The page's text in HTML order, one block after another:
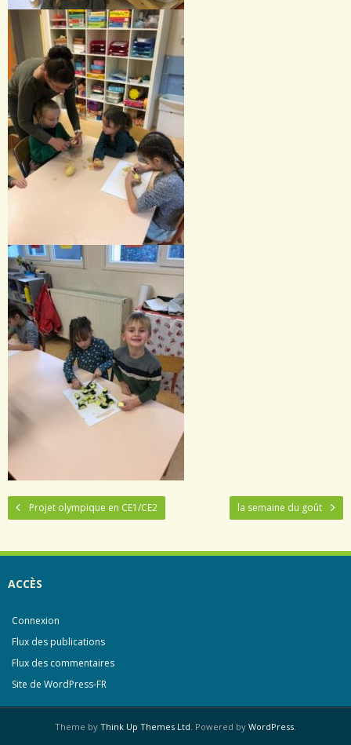
Projet olympique en CE1/CE2 la semaine du goût
ACCÈS
Connexion
Flux des publications
Flux des commentaires
Site de WordPress-FR
Theme by Think Up Themes Ltd. Powered by WordPress.